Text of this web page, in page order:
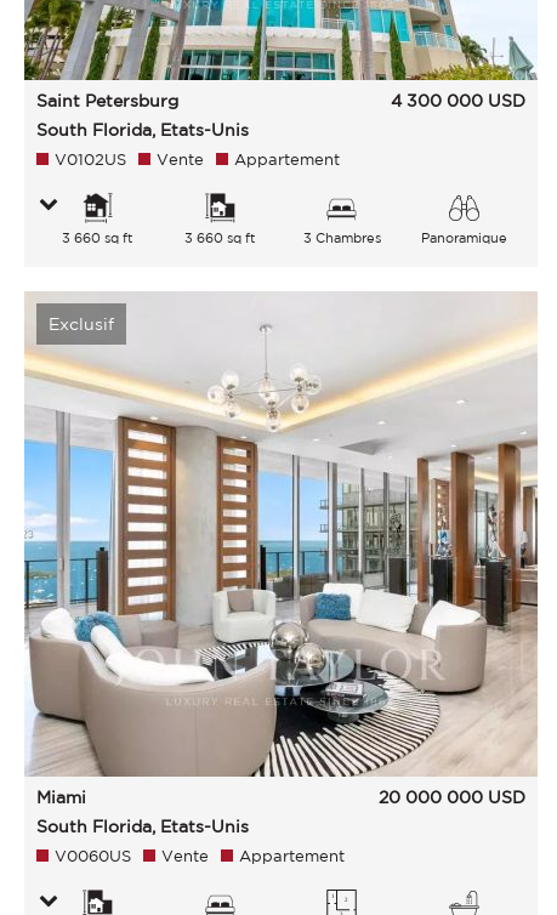
Saint Petersburg
South Florida, Etats-Unis
4 300 000 USD
V0102US Vente Appartement
3 660 sq ft 3 660 sq ft 3 Chambres
Panoramique
Exclusif
Miami
South Florida, Etats-Unis
20 000 000 USD
V0060US Vente Appartement